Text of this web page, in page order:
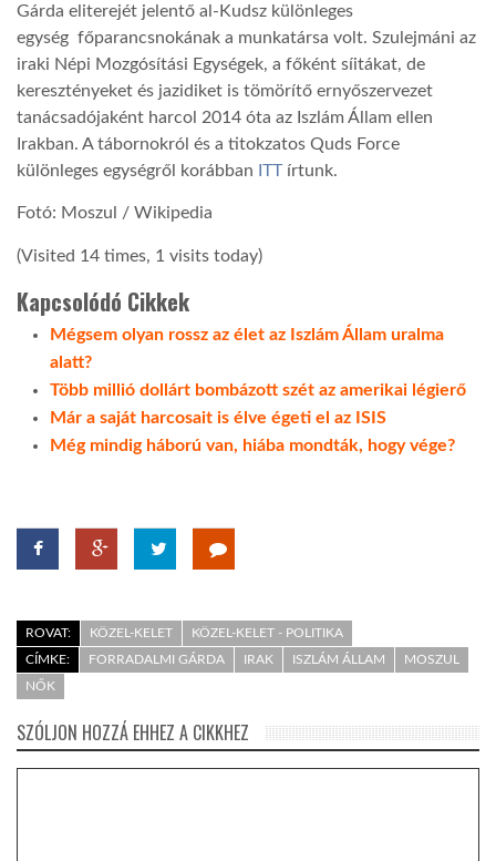
Gárda eliterejét jelentő al-Kudsz különleges
egység főparancsnokának a munkatársa volt. Szulejmáni az
iraki Népi Mozgósítási Egységek, a főként síitákat, de
keresztényeket és jazidiket is tömörítő ernyőszervezet
tanácsadójaként harcol 2014 óta az Iszlám Állam ellen
Irakban. A tábornokról és a titokzatos Quds Force
különleges egységről korábban ITTírtunk.
Fotó: Moszul / Wikipedia
(Visited 14 times, 1 visits today)
Kapcsolódó Cikkek
Mégsem olyan rossz az élet az Iszlám Állam uralma
alatt?
Több millió dollárt bombázott szét az amerikai légierő
Már a saját harcosait is élve égeti el az ISIS
Még mindig háború van, hiába mondták, hogy vége?
ROVAT: KÖZEL-KELET
KÖZEL-KELET - POLITIKA
CÍMKE:
FORRADALMI GÁRDA IRAK ISZLÁM ÁLLAM
MOSZUL
NŐK
SZÓLJON HOZZÁ EHHEZ A CIKKHEZ